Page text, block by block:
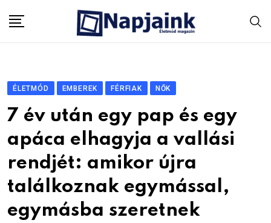
ÉLETMÓD EMBEREK FÉRFIAK NŐK
7 év után egy pap és egy
apáca elhagyja a vallási
rendjét: amikor újra
találkoznak egymással,
egymásba szeretnek